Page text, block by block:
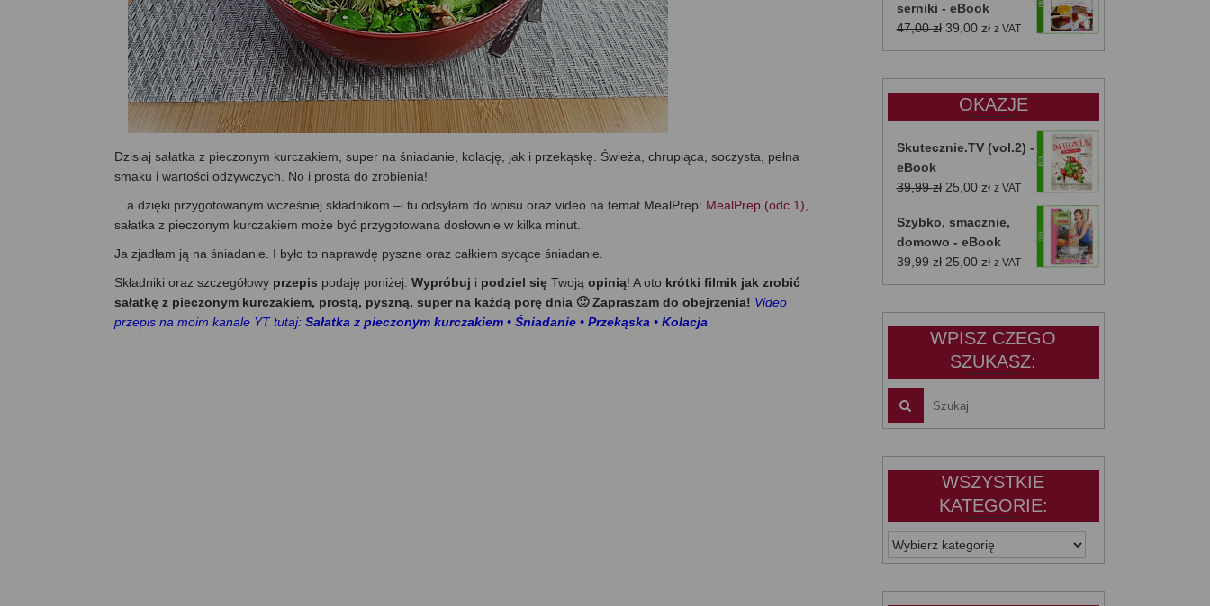
Dzisiaj sałatka z pieczonym kurczakiem, super na śniadanie, kolację, jak i przekąskę. Świeża, chrupiąca, soczysta, pełna
smaku i wartości odżywczych. No i prosta do zrobienia!
…a dzięki przygotowanym wcześniej składnikom –i tu odsyłam do wpisu oraz video na temat MealPrep: MealPrep (odc.1),
sałatka z pieczonym kurczakiem może być przygotowana dosłownie w kilka minut.
Ja zjadłam ją na śniadanie. I było to naprawdę pyszne oraz całkiem sycące śniadanie.
Składniki oraz szczegółowy przepis podaję poniżej. Wypróbuj i podziel się Twoją opinią! A oto krótki filmik jak zrobić
sałatkę z pieczonym kurczakiem, prostą, pyszną, super na każdą porę dnia 🙂 Zapraszam do obejrzenia! Video
przepis na moim kanale YT tutaj: Sałatka z pieczonym kurczakiem • Śniadanie • Przekąska • Kolacja
serniki - eBook
47,00zł Pierwotna
cena
39,00 złAktualna
cena
z VAT
OKAZJE
Skutecznie.TV (vol.2) -
eBook
39,99zł Pierwotna
wynosiła:
39,99 zł.
25,00 złAktualna
wynosi:
25,00 zł.
z VAT
Szybko, smacznie,
domowo - eBook
39,99zł Pierwotna
cena
25,00 złAktualna
cena
z VAT
WPISZ CZEGO
SZUKASZ:
WSZYSTKIE
KATEGORIE:
WSZYSTKIE
KATEGORIE: